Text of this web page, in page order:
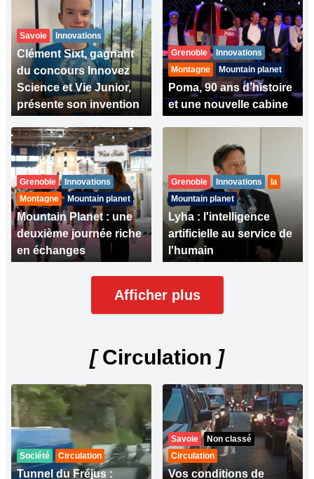
Savoie Innovations
Clément Sixt, gagnant
du concours Innovez
Science et Vie Junior,
présente son invention
Grenoble
Innovations
Montagne
Mountain planet
Poma, 90 ans d’histoire
et une nouvelle cabine
Grenoble
Innovations
Montagne
Mountain planet
Mountain Planet : une
deuxième journée riche
en échanges
Grenoble Innovations
Ia
Mountain planet
Lyha : l'intelligence
artificielle au service de
l'humain
Afficher plus
[Circulation ]
Société Circulation
Tunnel du Fréjus :
Savoie
Non classé
Circulation
Vos conditions de